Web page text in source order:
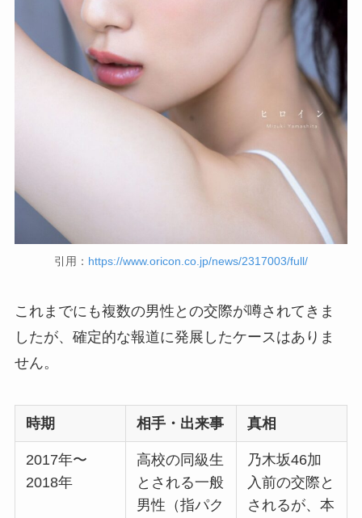
引用： https://www.oricon.co.jp/news/2317003/full/
これまでにも複数の男性との交際が噂されてきま
したが、確定的な報道に発展したケースはありま
せん。
時期 相手・出来事 真相
2017年〜
2018年
高校の同級生
とされる一般
男性（指パク
乃木坂46加
入前の交際と
されるが、本